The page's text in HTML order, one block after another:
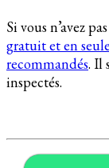
Si vous n’avez
gratuit et en
recommandés. Il
inspectés.